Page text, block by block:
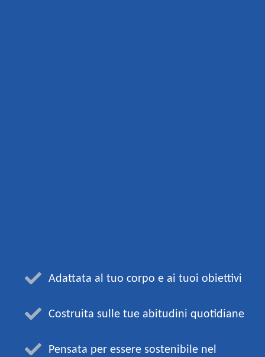
Adattata al tuo corpo e ai tuoi obiettivi
Costruita sulle tue abitudini quotidiane
Pensata per essere sostenibile nel